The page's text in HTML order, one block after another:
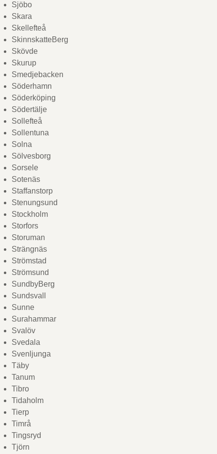
Sjöbo
Skara
Skellefteå
SkinnskatteBerg
Skövde
Skurup
Smedjebacken
Söderhamn
Söderköping
Södertälje
Sollefteå
Sollentuna
Solna
Sölvesborg
Sorsele
Sotenäs
Staffanstorp
Stenungsund
Stockholm
Storfors
Storuman
Strängnäs
Strömstad
Strömsund
SundbyBerg
Sundsvall
Sunne
Surahammar
Svalöv
Svedala
Svenljunga
Täby
Tanum
Tibro
Tidaholm
Tierp
Timrå
Tingsryd
Tjörn